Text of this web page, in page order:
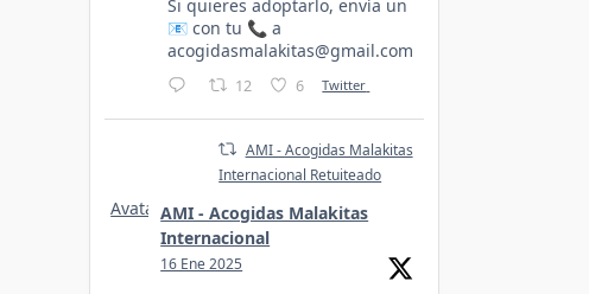
Si quieres adoptarlo, envía un
📧 con tu 📞 a
acogidasmalakitas@gmail.com
12 6 Twitter
AMI - Acogidas Malakitas
Internacional Retuiteado
AvatarAMI - Acogidas Malakitas
Internacional
16 Ene 2025